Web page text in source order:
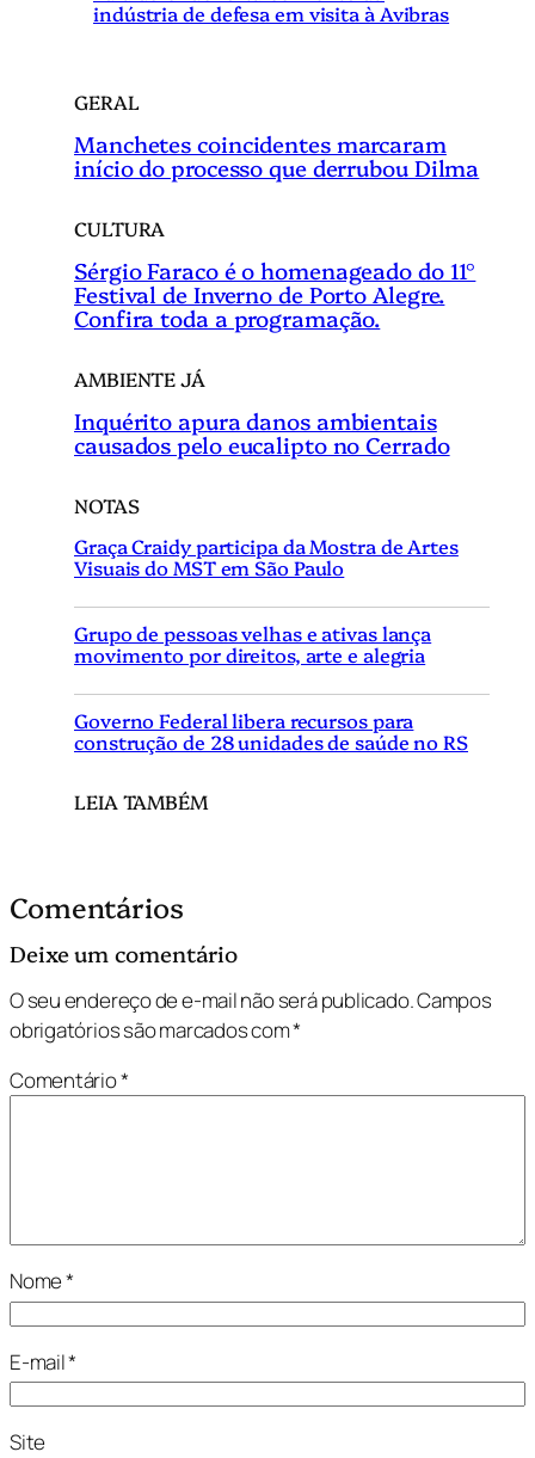
indústria de defesa em visita à Avibras
GERAL
Manchetes coincidentes marcaram
início do processo que derrubou Dilma
CULTURA
Sérgio Faraco é o homenageado do 11°
Festival de Inverno de Porto Alegre.
Confira toda a programação.
AMBIENTE JÁ
Inquérito apura danos ambientais
causados pelo eucalipto no Cerrado
NOTAS
Graça Craidy participa da Mostra de Artes
Visuais do MST em São Paulo
Grupo de pessoas velhas e ativas lança
movimento por direitos, arte e alegria
Governo Federal libera recursos para
construção de 28 unidades de saúde no RS
LEIA TAMBÉM
Comentários
Deixe um comentário
O seu endereço de e-mail não será publicado.Campos
obrigatórios são marcados com*
Comentário*
Nome*
E-mail*
Site